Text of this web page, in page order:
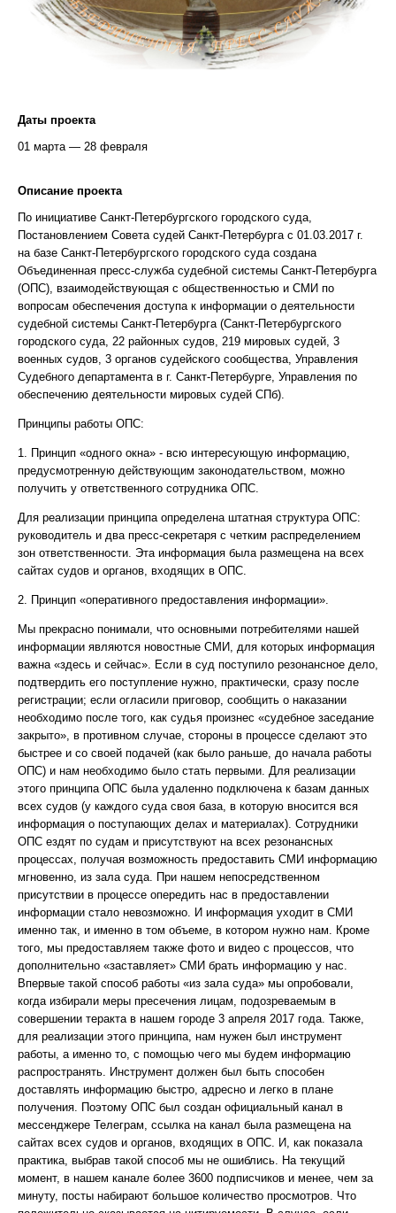
Даты проекта
01 марта — 28 февраля
Описание проекта
По инициативе Санкт-Петербургского городского суда,
Постановлением Совета судей Санкт-Петербурга с 01.03.2017 г.
на базе Санкт-Петербургского городского суда создана
Объединенная пресс-служба судебной системы Санкт-Петербурга
(ОПС), взаимодействующая с общественностью и СМИ по
вопросам обеспечения доступа к информации о деятельности
судебной системы Санкт-Петербурга (Санкт-Петербургского
городского суда, 22 районных судов, 219 мировых судей, 3
военных судов, 3 органов судейского сообщества, Управления
Судебного департамента в г. Санкт-Петербурге, Управления по
обеспечению деятельности мировых судей СПб).
Принципы работы ОПС:
1. Принцип «одного окна» - всю интересующую информацию,
предусмотренную действующим законодательством, можно
получить у ответственного сотрудника ОПС.
Для реализации принципа определена штатная структура ОПС:
руководитель и два пресс-секретаря с четким распределением
зон ответственности. Эта информация была размещена на всех
сайтах судов и органов, входящих в ОПС.
2. Принцип «оперативного предоставления информации».
Мы прекрасно понимали, что основными потребителями нашей
информации являются новостные СМИ, для которых информация
важна «здесь и сейчас». Если в суд поступило резонансное дело,
подтвердить его поступление нужно, практически, сразу после
регистрации; если огласили приговор, сообщить о наказании
необходимо после того, как судья произнес «судебное заседание
закрыто», в противном случае, стороны в процессе сделают это
быстрее и со своей подачей (как было раньше, до начала работы
ОПС) и нам необходимо было стать первыми. Для реализации
этого принципа ОПС была удаленно подключена к базам данных
всех судов (у каждого суда своя база, в которую вносится вся
информация о поступающих делах и материалах). Сотрудники
ОПС ездят по судам и присутствуют на всех резонансных
процессах, получая возможность предоставить СМИ информацию
мгновенно, из зала суда. При нашем непосредственном
присутствии в процессе опередить нас в предоставлении
информации стало невозможно. И информация уходит в СМИ
именно так, и именно в том объеме, в котором нужно нам. Кроме
того, мы предоставляем также фото и видео с процессов, что
дополнительно «заставляет» СМИ брать информацию у нас.
Впервые такой способ работы «из зала суда» мы опробовали,
когда избирали меры пресечения лицам, подозреваемым в
совершении теракта в нашем городе 3 апреля 2017 года. Также,
для реализации этого принципа, нам нужен был инструмент
работы, а именно то, с помощью чего мы будем информацию
распространять. Инструмент должен был быть способен
доставлять информацию быстро, адресно и легко в плане
получения. Поэтому ОПС был создан официальный канал в
мессенджере Телеграм, ссылка на канал была размещена на
сайтах всех судов и органов, входящих в ОПС. И, как показала
практика, выбрав такой способ мы не ошиблись. На текущий
момент, в нашем канале более 3600 подписчиков и менее, чем за
минуту, посты набирают большое количество просмотров. Что